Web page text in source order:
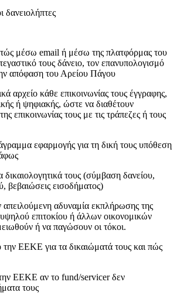
δανειολήπτες
μέσω email ή μέσω της πλατφόρμας του
τους δάνειο, τον επανυπολογισμό
απόφαση του Αρείου Πάγου
αρχείο κάθε επικοινωνίας τους έγγραφης,
ή ψηφιακής, ώστε να διαθέτουν
επικοινωνίας τους με τις τράπεζες ή τους
εφαρμογής για τη δική τους υπόθεση
τους (σύμβαση δανείου,
βεβαιώσεις εισοδήματος)
αδυναμία εκπλήρωσης της
επιτοκίου ή άλλων οικονομικών
ή να παγώσουν οι τόκοι.
ΕΕΚΕ για τα δικαιώματά τους και πώς
ΕΕΚΕ αν το fund/servicer δεν
τους